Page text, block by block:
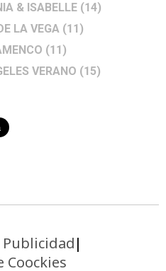
& ISABELLE (14)
LA VEGA (11)
(11)
VERANO (15)
Publicidad
Coockies